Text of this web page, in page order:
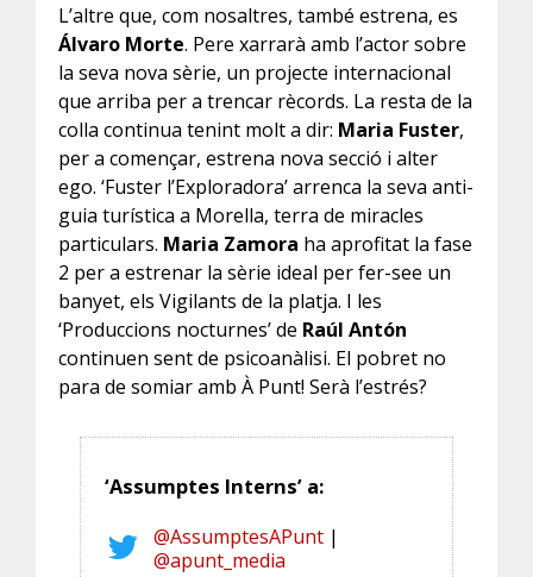
L’altre que, com nosaltres, també estrena, es
Álvaro Morte. Pere xarrarà amb l’actor sobre
la seva nova sèrie, un projecte internacional
que arriba per a trencar rècords. La resta de la
colla continua tenint molt a dir: Maria Fuster,
per a començar, estrena nova secció i alter
ego. ‘Fuster l’Exploradora’ arrenca la seva anti-
guia turística a Morella, terra de miracles
particulars. Maria Zamora ha aprofitat la fase
2 per a estrenar la sèrie ideal per fer-see un
banyet, els Vigilants de la platja. I les
‘Produccions nocturnes’ de Raúl Antón
continuen sent de psicoanàlisi. El pobret no
para de somiar amb À Punt! Serà l’estrés?
‘Assumptes Interns’ a:
@AssumptesAPunt|
@apunt_media